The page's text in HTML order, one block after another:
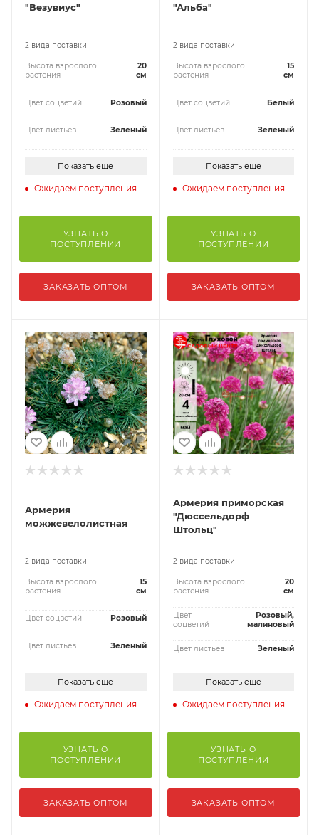
"Везувиус"
2 вида поставки
Высота взрослого
растения
20
см
Цвет соцветий Розовый
Цвет листьев Зеленый
Показать еще
Ожидаем поступления
УЗНАТЬ О
ПОСТУПЛЕНИИ
ЗАКАЗАТЬ ОПТОМ
"Альба"
2 вида поставки
Высота взрослого
растения
15
см
Цвет соцветий Белый
Цвет листьев Зеленый
Показать еще
Ожидаем поступления
УЗНАТЬ О
ПОСТУПЛЕНИИ
ЗАКАЗАТЬ ОПТОМ
Армерия
можжевелолистная
2 вида поставки
Высота взрослого
растения
15
см
Цвет соцветий Розовый
Цвет листьев Зеленый
Показать еще
Ожидаем поступления
УЗНАТЬ О
ПОСТУПЛЕНИИ
ЗАКАЗАТЬ ОПТОМ
Армерия приморская
"Дюссельдорф
Штольц"
2 вида поставки
Высота взрослого
растения
20
см
Цвет
соцветий
Розовый,
малиновый
Цвет листьев Зеленый
Показать еще
Ожидаем поступления
УЗНАТЬ О
ПОСТУПЛЕНИИ
ЗАКАЗАТЬ ОПТОМ